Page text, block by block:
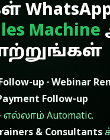
Machine
up · Webinar
Follow-up
Automatic.
& Consultants